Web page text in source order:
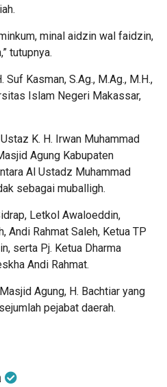
minal aidzin wal faidzin,
tutupnya.
Kasman, S.Ag., M.Ag., M.H.,
Islam Negeri Makassar,
K. H. Irwan Muhammad
Agung Kabupaten
Al Ustadz Muhammad
sebagai muballigh.
Letkol Awaloeddin,
Andi Rahmat Saleh, Ketua TP
serta Pj. Ketua Dharma
Andi Rahmat.
Agung, H. Bachtiar yang
pejabat daerah.